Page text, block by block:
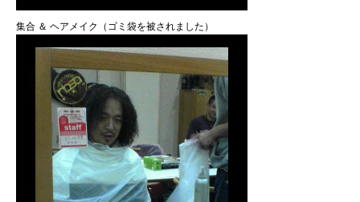
集合 ＆ ヘアメイク（ゴミ袋を被されました）